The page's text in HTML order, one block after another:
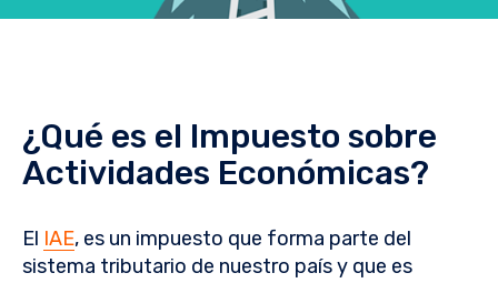
¿Qué es el Impuesto sobre
Actividades Económicas?
El IAE, es un impuesto que forma parte del
sistema tributario de nuestro país y que es